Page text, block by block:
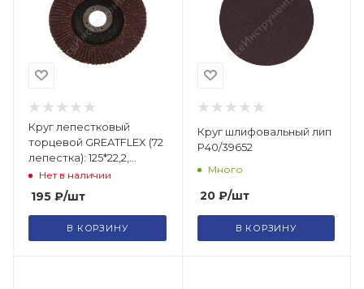
Круг лепестковый
торцевой GREATFLEX (72
лепестка): 125*22,2,
Р36/71-837/71-843
Нет в наличии
195 ₽/шт
В КОРЗИНУ
Круг шлифовальный лип
Р40/39652
Много
20₽/шт
В КОРЗИНУ